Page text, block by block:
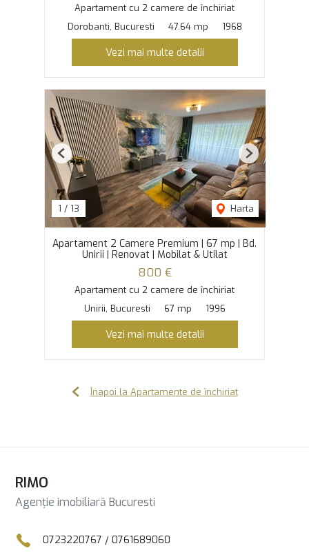
Apartament cu 2 camere de închiriat
Dorobanti, Bucuresti
47.64 mp 1968
Vezi mai multe detalii
1 / 13 Harta
Previous Next
Apartament 2 Camere Premium | 67 mp | Bd.
Unirii | Renovat | Mobilat & Utilat
800 €
Apartament cu 2 camere de închiriat
Unirii, Bucuresti
67 mp 1996
Vezi mai multe detalii
Înapoi la Apartamente de închiriat
RIMO
Agenție imobiliară Bucuresti
0723220767 / 0761689060